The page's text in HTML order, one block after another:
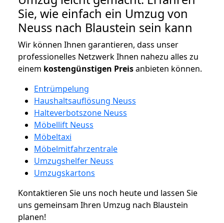
Sie, wie einfach ein Umzug von
Neuss nach Blaustein sein kann
Wir können Ihnen garantieren, dass unser
professionelles Netzwerk Ihnen nahezu alles zu
einem kostengünstigen Preisanbieten können.
Entrümpelung
Haushaltsauflösung Neuss
Halteverbotszone Neuss
Möbellift Neuss
Möbeltaxi
Möbelmitfahrzentrale
Umzugshelfer Neuss
Umzugskartons
Kontaktieren Sie uns noch heute und lassen Sie
uns gemeinsam Ihren Umzug nach Blaustein
planen!